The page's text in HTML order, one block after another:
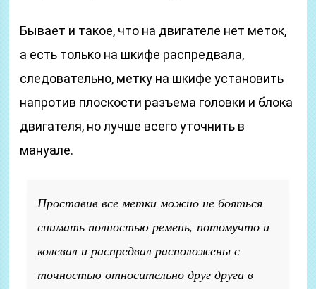
Бывает и такое, что на двигателе нет меток,
а есть только на шкифе распредвала,
следовательно, метку на шкифе установить
напротив плоскости разъема головки и блока
двигателя, но лучше всего уточнить в
мануале.
Проставив все метки можно не бояться
снимать полностью ремень, потомучто и
колевал и распредвал расположены с
точностью относительно друг друга в